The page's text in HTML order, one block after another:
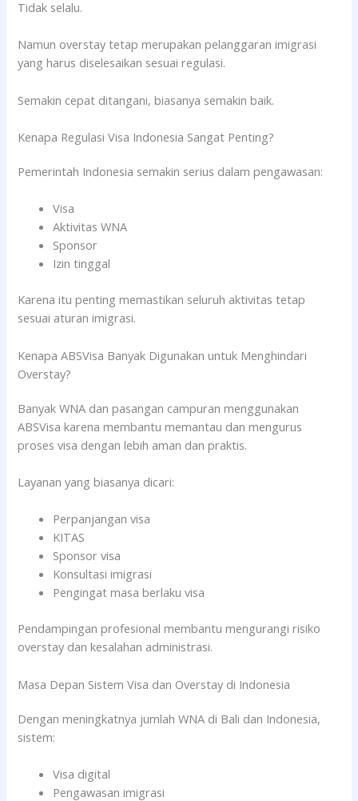
Tidak selalu.
Namun overstay tetap merupakan pelanggaran imigrasi
yang harus diselesaikan sesuai regulasi.
Semakin cepat ditangani, biasanya semakin baik.
Kenapa Regulasi Visa Indonesia Sangat Penting?
Pemerintah Indonesia semakin serius dalam pengawasan:
Visa
Aktivitas WNA
Sponsor
Izin tinggal
Karena itu penting memastikan seluruh aktivitas tetap
sesuai aturan imigrasi.
Kenapa ABSVisa Banyak Digunakan untuk Menghindari
Overstay?
Banyak WNA dan pasangan campuran menggunakan
ABSVisa karena membantu memantau dan mengurus
proses visa dengan lebih aman dan praktis.
Layanan yang biasanya dicari:
Perpanjangan visa
KITAS
Sponsor visa
Konsultasi imigrasi
Pengingat masa berlaku visa
Pendampingan profesional membantu mengurangi risiko
overstay dan kesalahan administrasi.
Masa Depan Sistem Visa dan Overstay di Indonesia
Dengan meningkatnya jumlah WNA di Bali dan Indonesia,
sistem:
Visa digital
Pengawasan imigrasi